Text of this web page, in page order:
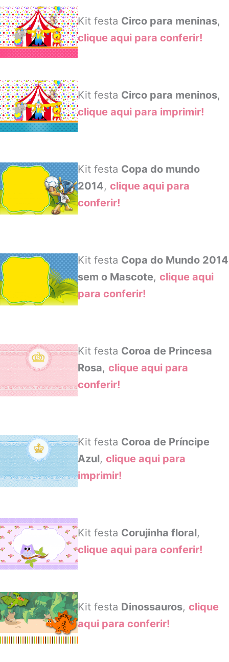
Kit festa Circo para meninas,
clique aqui para conferir!
Kit festa Circo para meninos,
clique aqui para imprimir!
Kit festa Copa do mundo
2014,clique aqui para
conferir!
Kit festa Copa do Mundo 2014
sem o Mascote,clique aqui
para conferir!
Kit festa Coroa de Princesa
Rosa,clique aqui para
conferir!
Kit festa Coroa de Príncipe
Azul,clique aqui para
imprimir!
Kit festa Corujinha floral,
clique aqui para conferir!
Kit festa Dinossauros,clique
aqui para conferir!